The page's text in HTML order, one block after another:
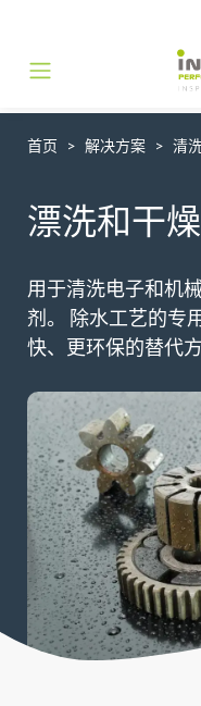
Main
首页 解决方案 清
漂洗和干
用于清洗电子和机
剂。 除水工艺的专
快、更环保的替代方